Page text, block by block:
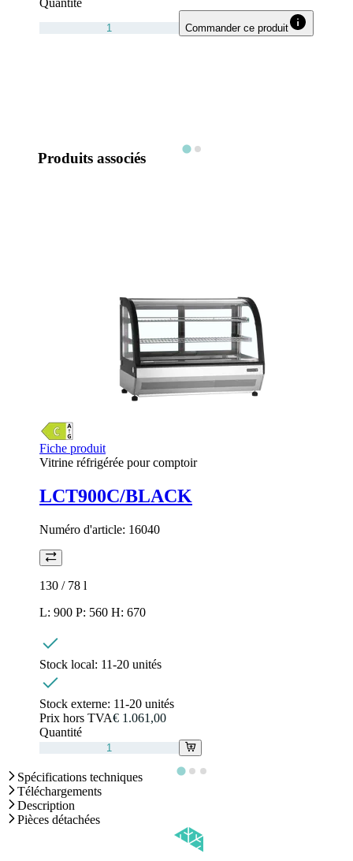
Commander ce produit
Produits associés
Fiche produit
Vitrine réfrigérée pour comptoir
LCT900C/BLACK
Numéro d'article: 16040
130 / 78 l
L: 900 P: 560 H: 670
Stock local: 11-20 unités
Stock externe: 11-20 unités
Prix hors TVA€ 1.061,00
Quantité
Spécifications techniques
Téléchargements
Description
Pièces détachées